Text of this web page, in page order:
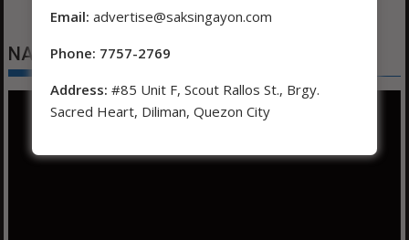
NATIONAL NUTRITION MONTH 2026
Email: advertise@saksingayon.com
Phone: 7757-2769
Address: #85 Unit F, Scout Rallos St., Brgy.
Sacred Heart, Diliman, Quezon City